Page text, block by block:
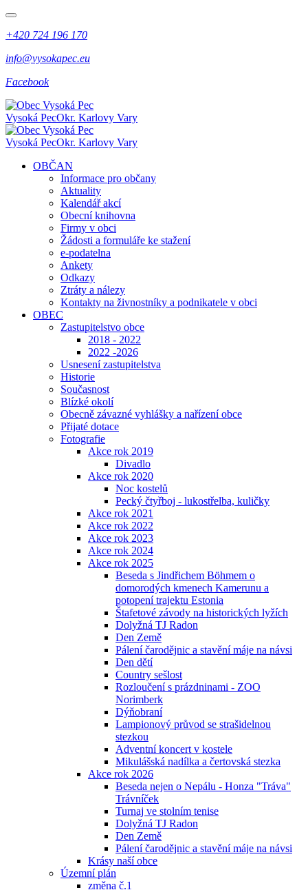
+420 724 196 170
info@vysokapec.eu
Facebook
Vysoká PecOkr. Karlovy Vary
Vysoká PecOkr. Karlovy Vary
OBČAN
Informace pro občany
Aktuality
Kalendář akcí
Obecní knihovna
Firmy v obci
Žádosti a formuláře ke stažení
e-podatelna
Ankety
Odkazy
Ztráty a nálezy
Kontakty na živnostníky a podnikatele v obci
OBEC
Zastupitelstvo obce
2018 - 2022
2022 -2026
Usnesení zastupitelstva
Historie
Současnost
Blízké okolí
Obecně závazné vyhlášky a nařízení obce
Přijaté dotace
Fotografie
Akce rok 2019
Divadlo
Akce rok 2020
Noc kostelů
Pecký čtyřboj - lukostřelba, kuličky
Akce rok 2021
Akce rok 2022
Akce rok 2023
Akce rok 2024
Akce rok 2025
Beseda s Jindřichem Böhmem o
domorodých kmenech Kamerunu a
potopení trajektu Estonia
Štafetové závody na historických lyžích
Dolyžná TJ Radon
Den Země
Pálení čarodějnic a stavění máje na návsi
Den dětí
Country sešlost
Rozloučení s prázdninami - ZOO
Norimberk
Dýňobraní
Lampionový průvod se strašidelnou
stezkou
Adventní koncert v kostele
Mikulášská nadílka a čertovská stezka
Akce rok 2026
Beseda nejen o Nepálu - Honza "Tráva"
Trávníček
Turnaj ve stolním tenise
Dolyžná TJ Radon
Den Země
Pálení čarodějnic a stavění máje na návsi
Krásy naší obce
Územní plán
změna č.1